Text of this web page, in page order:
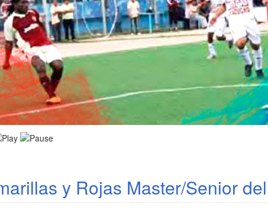
y Rojas Master/Senior